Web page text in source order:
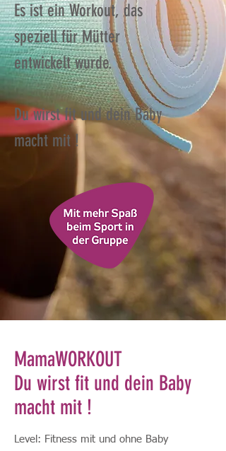
Es ist ein Workout, das
speziell für Mütter
entwickelt wurde.
Du wirst fit und dein Baby
macht mit !
MamaWORKOUT
Du wirst fit und dein Baby
macht mit !
Level: Fitness mit und ohne Baby